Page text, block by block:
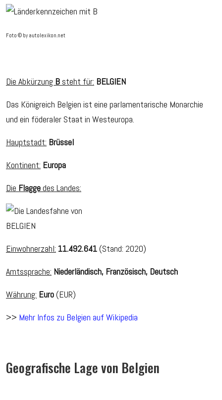
Foto © by autolexikon.net
Die Abkürzung B steht für: BELGIEN
Das Königreich Belgien ist eine parlamentarische Monarchie
und ein föderaler Staat in Westeuropa.
Hauptstadt: Brüssel
Kontinent: Europa
Die Flaggedes Landes:
Einwohnerzahl: 11.492.641(Stand: 2020)
Amtssprache: Niederländisch, Französisch, Deutsch
Währung: Euro(EUR)
>> Mehr Infos zu Belgien auf Wikipedia
Geografische Lage von Belgien